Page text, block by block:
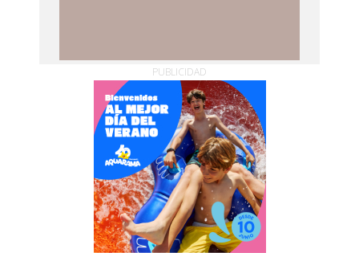
PUBLICIDAD